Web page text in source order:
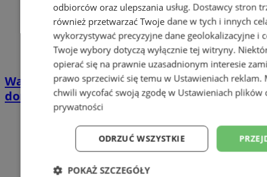
Wakacyjny wypoczynek nad Bałtykiem w
domkach Szmaragdowe Morze
odbiorców oraz ulepszania usług. Dostawcy stron
również przetwarzać Twoje dane w tych i innych
wykorzystywać precyzyjne dane geolokalizacyjne i
Twoje wybory dotyczą wyłącznie tej witryny.
opierać się na prawnie uzasadnionym interesie
prawo sprzeciwić się temu w Ustawieniach reklam.
chwili wycofać swoją zgodę w Ustawieniach plików
prywatności
ODRZUĆ WSZYSTKIE
POKAŻ SZCZEGÓŁY